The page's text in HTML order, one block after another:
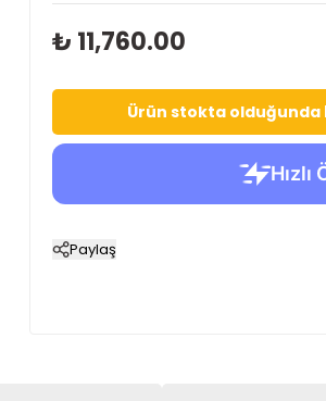
₺ 11,760.00
Ürün stokta
Paylaş